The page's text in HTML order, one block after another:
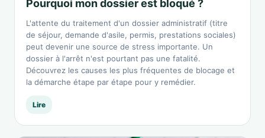
Pourquoi mon dossier est bloqué ?
L'attente du traitement d'un dossier administratif (titre
de séjour, demande d'asile, permis, prestations sociales)
peut devenir une source de stress importante. Un
dossier à l'arrêt n'est pourtant pas une fatalité.
Découvrez les causes les plus fréquentes de blocage et
la démarche étape par étape pour y remédier.
Lire